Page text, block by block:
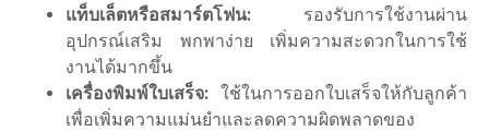
แท็บเล็ตหรือสมาร์ตโฟน: รองรับการใช้งานผ่าน
อุปกรณ์เสริม พกพาง่าย เพิ่มความสะดวกในการใช้
งานได้มากขึ้น
เครื่องพิมพ์ใบเสร็จ: ใช้ในการออกใบเสร็จให้กับลูกค้า
เพื่อเพิ่มความแม่นยำและลดความผิดพลาดของ